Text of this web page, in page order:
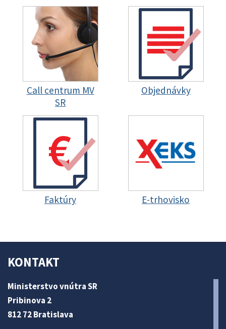
Call centrum MV
SR
Objednávky
Faktúry E-trhovisko
KONTAKT
Ministerstvo vnútra SR
Pribinova 2
812 72 Bratislava